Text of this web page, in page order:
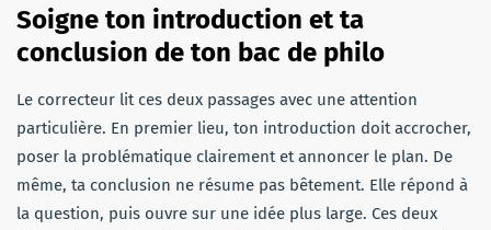
Soigne ton introduction et ta
conclusion de ton bac de philo
Le correcteur lit ces deux passages avec une attention
particulière. En premier lieu, ton introduction doit accrocher,
poser la problématique clairement et annoncer le plan. De
même, ta conclusion ne résume pas bêtement. Elle répond à
la question, puis ouvre sur une idée plus large. Ces deux